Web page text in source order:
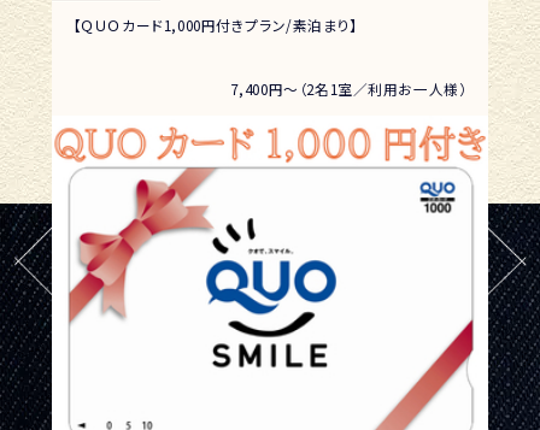
）
【ロングステイプラン／素泊り】13時チェックイン〜翌日13時
7,300円～（2名1室／利用お一人様）
【
付き